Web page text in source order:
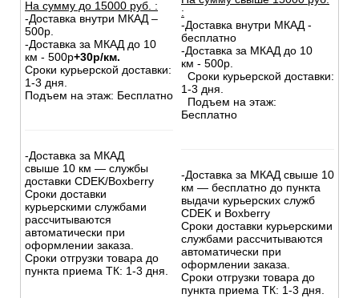
На сумму до 15000 руб. :
-Доставка внутри МКАД –
500р.
-Доставка за МКАД до 10
км - 500р+30р/км.
Сроки курьерской доставки:
1-3 дня.
Подъем на этаж: Бесплатно
-Доставка за МКАД
свыше 10 км — службы
доставки CDEK/Boxberry
Сроки доставки
курьерскими службами
рассчитываются
автоматически при
оформлении заказа.
Сроки отгрузки товара до
пункта приема ТК: 1-3 дня.
:
-Доставка внутри МКАД -
бесплатно
-Доставка за МКАД до 10
км - 500р.
Сроки курьерской доставки:
1-3 дня.
Подъем на этаж:
Бесплатно
-Доставка за МКАД свыше 10
км — бесплатно до пункта
выдачи курьерских служб
CDEK и Boxberry
Сроки доставки курьерскими
службами рассчитываются
автоматически при
оформлении заказа.
Сроки отгрузки товара до
пункта приема ТК: 1-3 дня.